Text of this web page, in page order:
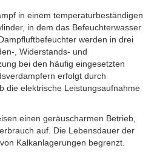
in einem temperaturbeständigen
in dem das Befeuchterwasser
werden in drei
, Widerstands- und
bei den häufig eingesetzten
erfolgt durch
die elektrische Leistungsaufnahme
einen geräuscharmen Betrieb,
auf. Die Lebensdauer der
Kalkanlagerungen begrenzt.